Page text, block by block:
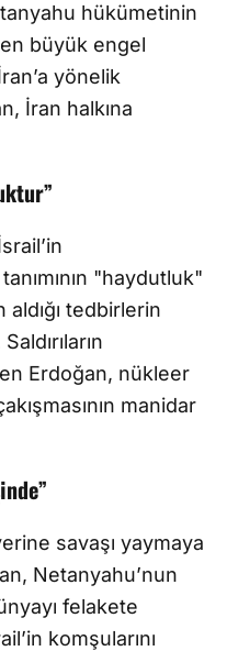
hükümetinin
büyük engel
yönelik
İran halkına
"haydutluk"
aldığı tedbirlerin
Erdoğan, nükleer
manidar
savaşı yaymaya
Netanyahu’nun
felakete
komşularını